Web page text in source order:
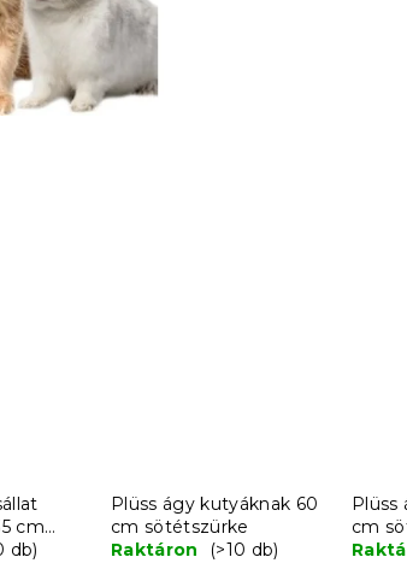
cm
db)
Plüss ágy kutyáknak 60
cm sötétszürke
Raktáron
(>10 db)
Plüss
cm